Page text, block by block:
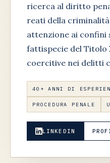
ricerca al diritto
reati della
attenzione ai confini
fattispecie del Titolo
coercitive nei delitti
40+ ANNI DI
PROCEDURA PENALE
LINKEDIN